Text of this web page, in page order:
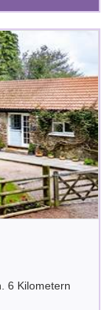
6 Kilometern